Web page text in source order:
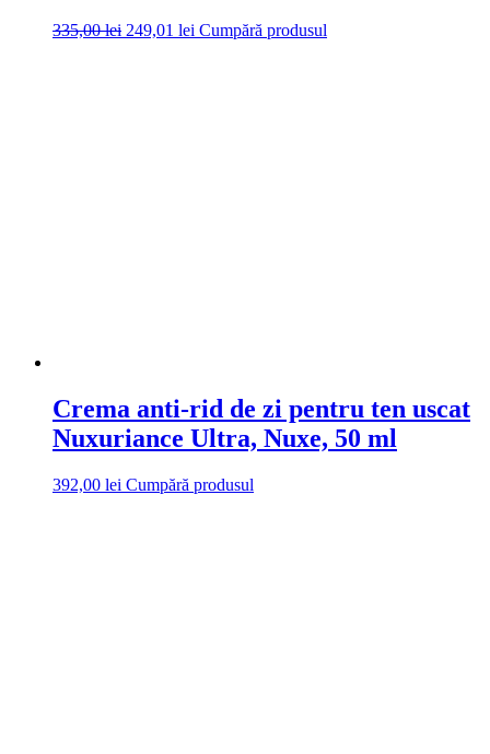
335,00lei Prețul
249,01 lei Prețul
Cumpără produsul
Crema anti-rid de zi pentru ten uscat
Nuxuriance Ultra, Nuxe, 50 ml
392,00 lei Cumpără produsul